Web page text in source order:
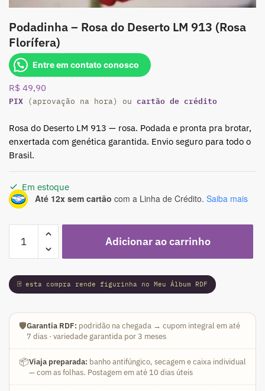
Podadinha – Rosa do Deserto LM 913 (Rosa
Florífera)
Entre em contato conosco
R$ 49,90
PIX (aprovação na hora) ou cartão de crédito
Rosa do Deserto LM 913 — rosa. Podada e pronta pra brotar,
enxertada com genética garantida. Envio seguro para todo o
Brasil.
Em estoque
Até 12x sem cartão com a Linha de Crédito. Saiba mais
Podadinha
Rosa
do
Deserto
913
(Rosa
quantidade
Adicionar ao carrinho
🃏 esta compra rende figurinha no Meu Álbum RDF
🛡️Garantia RDF: podridão na chegada → cupom integral em até
7 dias · variedade garantida por 3 meses
📦Viaja preparada: banho antifúngico, secagem e caixa individual
— com as folhas. Postagem em até 10 dias úteis